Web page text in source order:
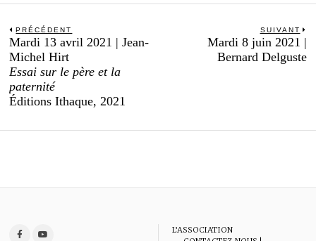
Navigation
de
l’article
PRÉCÉDENT
Previous
post:
Mardi 13 avril 2021 | Jean-
Michel Hirt
Essai sur le père et la
paternité
Éditions Ithaque, 2021
SUIVANT
Mardi 8 juin 2021 |
Bernard Delguste
L’ASSOCIATION